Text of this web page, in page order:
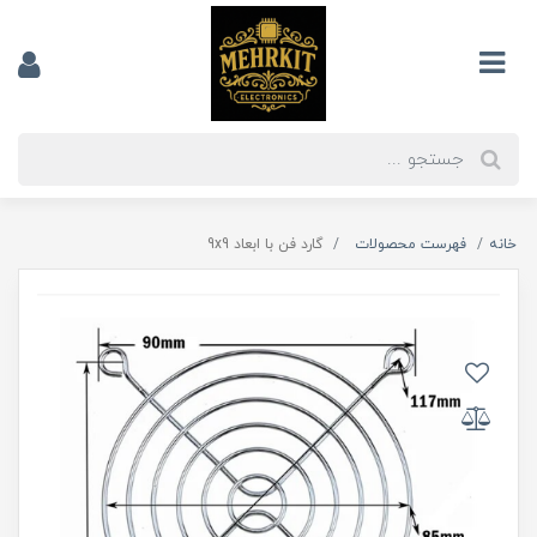
خانه فهرست محصولات گارد فن با ابعاد 9x9